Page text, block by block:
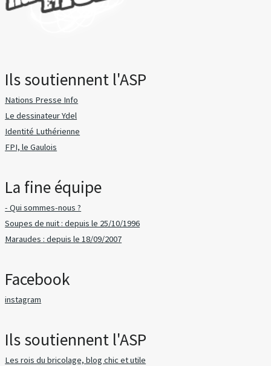
Ils soutiennent l'ASP
Nations Presse Info
Le dessinateur Ydel
Identité Luthérienne
FPI, le Gaulois
La fine équipe
- Qui sommes-nous ?
Soupes de nuit : depuis le 25/10/1996
Maraudes : depuis le 18/09/2007
Facebook
instagram
Ils soutiennent l'ASP
Les rois du bricolage, blog chic et utile